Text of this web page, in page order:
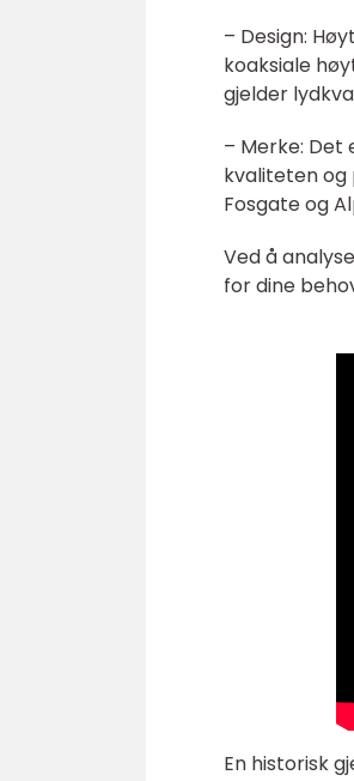
– Design:
koaksiale
gjelder
– Merke: Det
kvaliteten og
Fosgate og
Ved å
for dine
En historisk